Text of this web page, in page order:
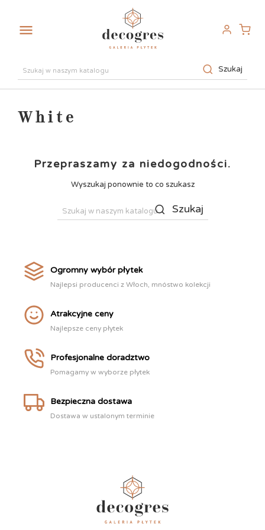

Szukaj
White
Przepraszamy za niedogodności.
Wyszukaj ponownie to co szukasz
Szukaj
Ogromny wybór płytek
Najlepsi producenci z Włoch, mnóstwo kolekcji
Atrakcyjne ceny
Najlepsze ceny płytek
Profesjonalne doradztwo
Pomagamy w wyborze płytek
Bezpieczna dostawa
Dostawa w ustalonym terminie